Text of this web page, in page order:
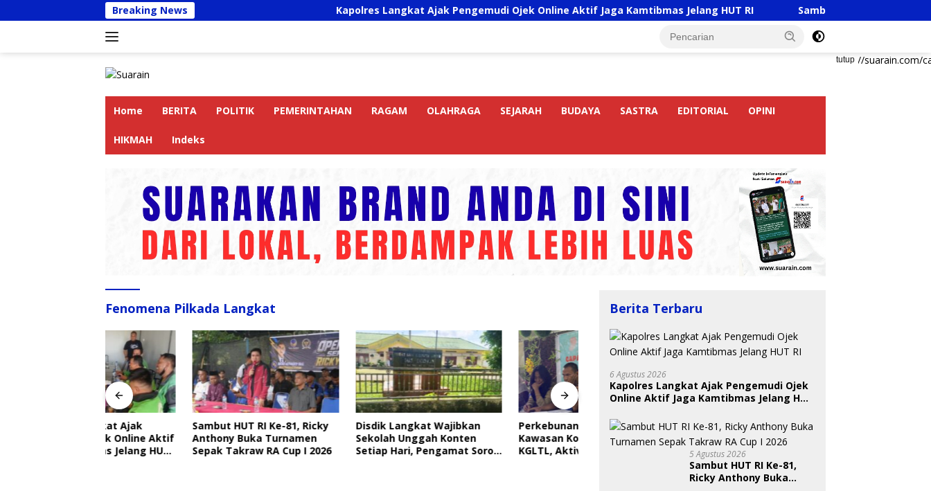
ke
Breaking News Kapolres Langkat Ajak Pengemudi Ojek Online Aktif Jaga Kamtibmas Jelang HUT RI Sambut HUT RI Ke-81, Ricky Anthony
tutup
https://suarain.com/
Home BERITA POLITIK PEMERINTAHAN RAGAM OLAHRAGA SEJARAH BUDAYA SASTRA EDITORIAL OPINI
HIKMAH Indeks
Fenomena Pilkada Langkat
Sambut HUT RI Ke-81, Ricky
Anthony Buka Turnamen
Sepak Takraw RA Cup I 2026
Disdik Langkat Wajibkan
Sekolah Unggah Konten
Setiap Hari, Pengamat Soroti
Perkebunan Sawit Kepung
Kawasan Konservasi SM
KGLTL, Aktivis Desak
Indri Nugraheni: Festival
Sayang Anak Harus Jadi
Gerakan Berkelanjutan
Perlindungan Anak
BKSDA Segera Evaluasi
Perkebunan Sawit di
Langkat
Berita Terbaru
6 Agustus 2026
Kapolres Langkat Ajak Pengemudi Ojek
Online Aktif Jaga Kamtibmas Jelang HUT
5 Agustus 2026
Sambut HUT RI Ke-81,
Ricky Anthony Buka